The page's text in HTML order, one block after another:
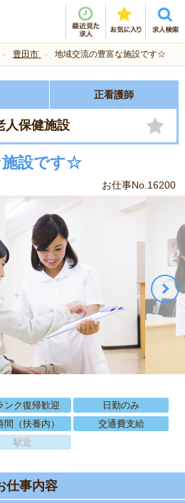
豊田市 地域交流の豊富な施設です☆
正看護師
人保健施設
施設です☆
お仕事No.16200
ンク復帰歓迎
日勤のみ
間（扶養内）
交通費支給
駅近
仕事内容